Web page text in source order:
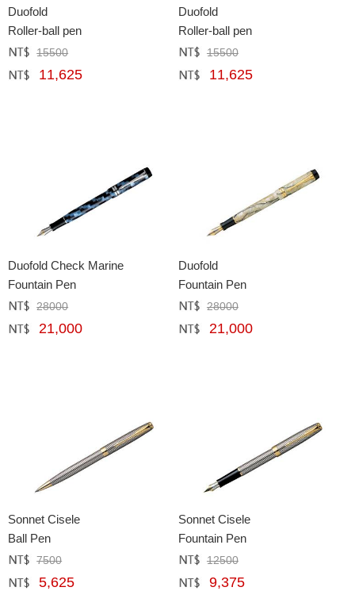
Duofold
Roller-ball pen
定價﹕15500
網購﹕ 11,625
Duofold
Roller-ball pen
定價﹕ 15500
網購﹕ 11,625
Duofold Check Marine
Fountain Pen
定價﹕28000
網購﹕ 21,000
Duofold
Fountain Pen
定價﹕ 28000
網購﹕ 21,000
Sonnet Cisele
Ball Pen
定價﹕7500
網購﹕ 5,625
Sonnet Cisele
Fountain Pen
定價﹕ 12500
網購﹕ 9,375